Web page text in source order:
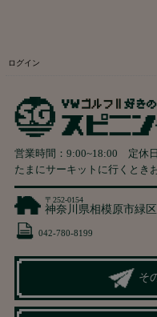
ログイン
営業時間： 9:00~18:00 定休
たまにサーキットに行くとき
〒252-0154
神奈川県相模原市緑
042-780-8199
そ